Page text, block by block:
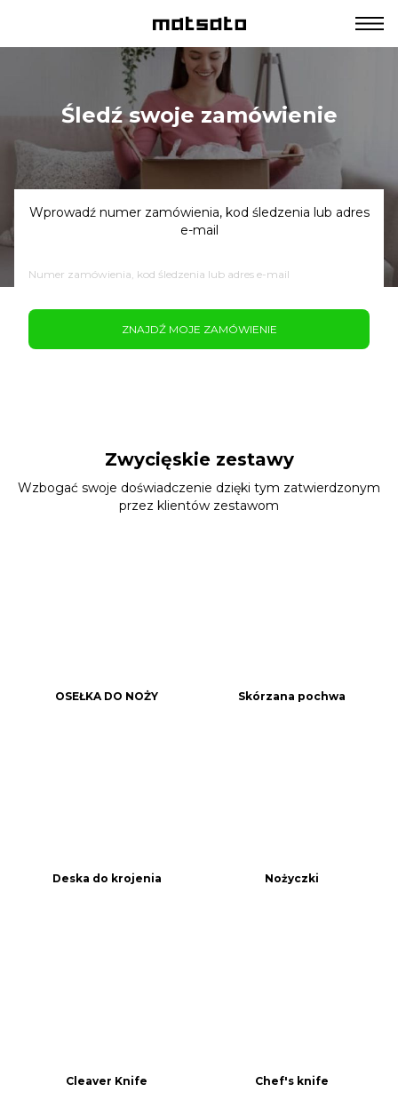
Śledź swoje zamówienie
Wprowadź numer zamówienia, kod śledzenia lub adres
e-mail
ZNAJDŹ MOJE ZAMÓWIENIE
Zwycięskie zestawy
Wzbogać swoje doświadczenie dzięki tym zatwierdzonym
przez klientów zestawom
OSEŁKA DO NOŻY Skórzana pochwa
Deska do krojenia Nożyczki
Cleaver Knife Chef's knife